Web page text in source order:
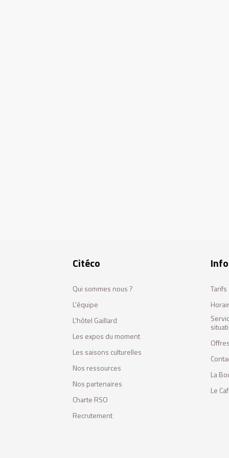
Citéco
Qui sommes nous ?
L'équipe
L'hôtel Gaillard
Les expos du moment
Les saisons culturelles
Nos ressources
Nos partenaires
Charte RSO
Recrutement
La
Le